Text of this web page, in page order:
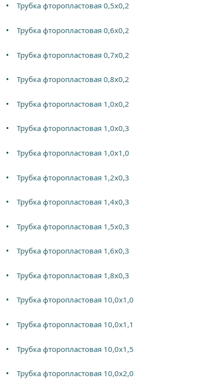
Трубка фторопластовая 0,5х0,2
Трубка фторопластовая 0,6х0,2
Трубка фторопластовая 0,7х0,2
Трубка фторопластовая 0,8х0,2
Трубка фторопластовая 1,0х0,2
Трубка фторопластовая 1,0х0,3
Трубка фторопластовая 1,0х1,0
Трубка фторопластовая 1,2х0,3
Трубка фторопластовая 1,4х0,3
Трубка фторопластовая 1,5х0,3
Трубка фторопластовая 1,6х0,3
Трубка фторопластовая 1,8х0,3
Трубка фторопластовая 10,0х1,0
Трубка фторопластовая 10,0х1,1
Трубка фторопластовая 10,0х1,5
Трубка фторопластовая 10,0х2,0